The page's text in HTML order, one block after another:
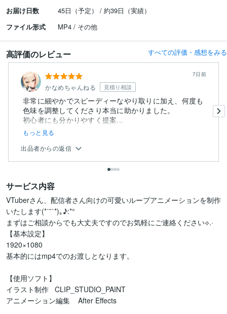
お届け日数
45日（予定） / 約39日（実績）
ファイル形式
MP4 / その他
高評価のレビュー すべての評価・感想をみる
かなめちゃんねる 見積り相談
7日前
非常に細やかでスピーディーなやり取りに加え、何度も
色味を調整してくださり本当に助かりました。
初心者にも分かりやすく提案...
もっと見る
出品者からの返信
サービス内容
VTuberさん、配信者さん向けの可愛いループアニメーションを制作
いたします(*ˊ˘ˋ*)｡♪:*°
まずはご相談からでも大丈夫ですのでお気軽にご連絡ください⟡.·
【基本設定】
1920×1080
基本的にはmp4でのお渡しとなります。
【使用ソフト】
イラスト制作   CLIP_STUDIO_PAINT
アニメーション編集    After Effects